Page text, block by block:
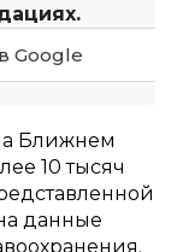
Google
Ближнем
10 тысяч
данные